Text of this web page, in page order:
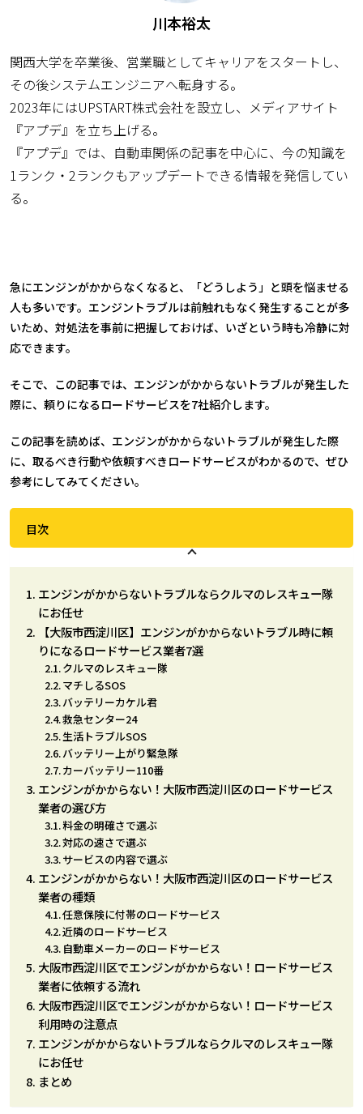
川本裕太
関西大学を卒業後、営業職としてキャリアをスタートし、
その後システムエンジニアへ転身する。
2023年にはUPSTART株式会社を設立し、メディアサイト
『アプデ』を立ち上げる。
『アプデ』では、自動車関係の記事を中心に、今の知識を
1ランク・2ランクもアップデートできる情報を発信してい
る。
急にエンジンがかからなくなると、「どうしよう」と頭を悩ませる
人も多いです。エンジントラブルは前触れもなく発生することが多
いため、対処法を事前に把握しておけば、いざという時も冷静に対
応できます。
そこで、この記事では、エンジンがかからないトラブルが発生した
際に、頼りになるロードサービスを7社紹介します。
この記事を読めば、エンジンがかからないトラブルが発生した際
に、取るべき行動や依頼すべきロードサービスがわかるので、ぜひ
参考にしてみてください。
目次
エンジンがかからないトラブルならクルマのレスキュー隊
にお任せ
【大阪市西淀川区】エンジンがかからないトラブル時に頼
りになるロードサービス業者7選
クルマのレスキュー隊
マチしるSOS
バッテリーカケル君
救急センター24
生活トラブルSOS
バッテリー上がり緊急隊
カーバッテリー110番
エンジンがかからない！大阪市西淀川区のロードサービス
業者の選び方
料金の明確さで選ぶ
対応の速さで選ぶ
サービスの内容で選ぶ
エンジンがかからない！大阪市西淀川区のロードサービス
業者の種類
任意保険に付帯のロードサービス
近隣のロードサービス
自動車メーカーのロードサービス
大阪市西淀川区でエンジンがかからない！ロードサービス
業者に依頼する流れ
大阪市西淀川区でエンジンがかからない！ロードサービス
利用時の注意点
エンジンがかからないトラブルならクルマのレスキュー隊
にお任せ
まとめ